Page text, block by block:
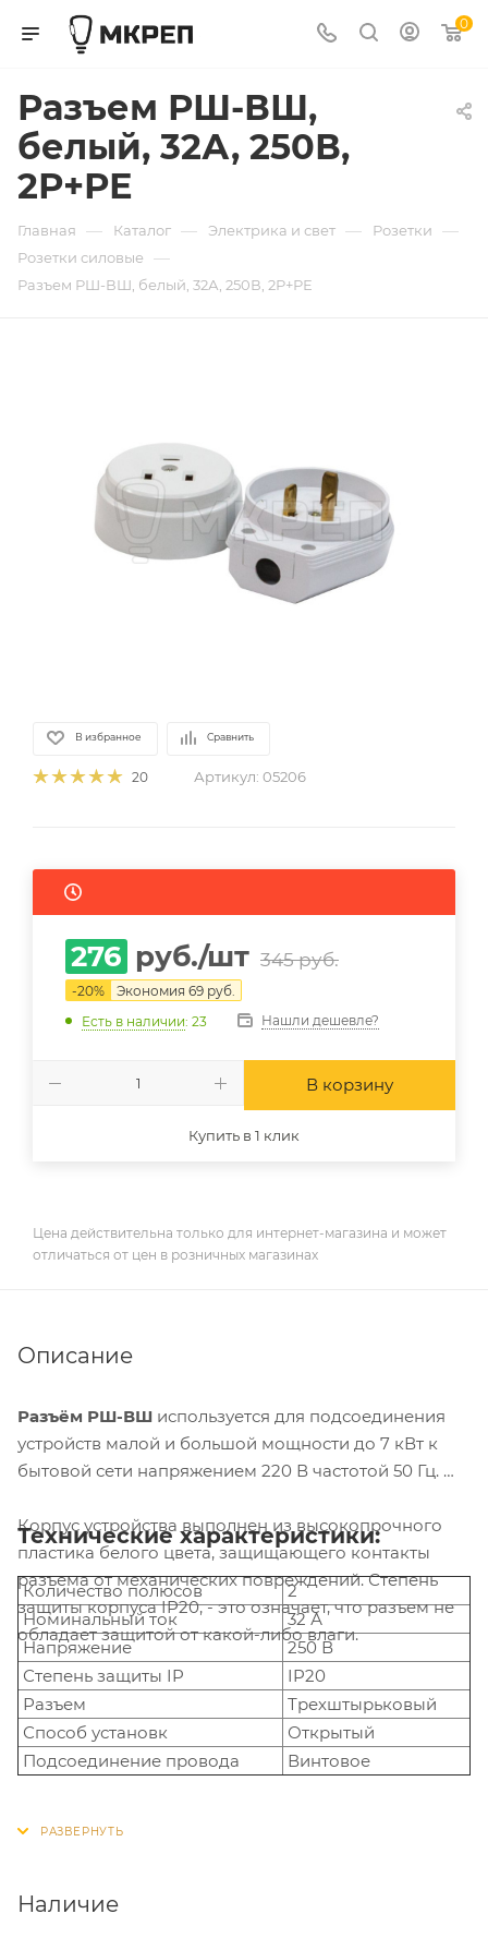
0
Разъем РШ-ВШ,
белый, 32А, 250В,
2Р+РЕ
Главная — Каталог — Электрика и свет — Розетки —
Розетки силовые —
Разъем РШ-ВШ, белый, 32А, 250В, 2Р+РЕ
В избранное Сравнить
20 Артикул: 05206
276 руб./шт 345руб.
-20% Экономия 69 руб.
Есть в наличии: 23 Нашли дешевле?
В корзину
Купить в 1 клик
Цена действительна только для интернет-магазина и может
отличаться от цен в розничных магазинах
Описание
Разъём РШ-ВШ используется для подсоединения
устройств малой и большой мощности до 7 кВт к
бытовой сети напряжением 220 В частотой 50 Гц.
Корпус устройства выполнен из высокопрочного
пластика белого цвета, защищающего контакты
разъема от механических повреждений. Степень
защиты корпуса IP20, - это означает, что разъем не
обладает защитой от какой-либо влаги.
Технические характеристики:
Количество полюсов
2
Номинальный ток
32 А
Напряжение
250 В
Степень защиты IP
IP20
Разъем
Трехштырьковый
Способ установк
Открытый
Подсоединение провода
Винтовое
Наличие